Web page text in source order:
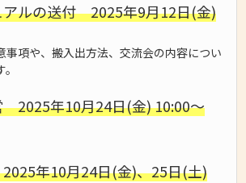
ルの送付 2025年9月12日(金)
項や、搬入出方法、交流会の内容につい
2025年10月24日(金) 10:00～
年10月24日(金)、25日(土)